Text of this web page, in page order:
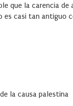
que la carencia de
casi tan antiguo
la causa palestina